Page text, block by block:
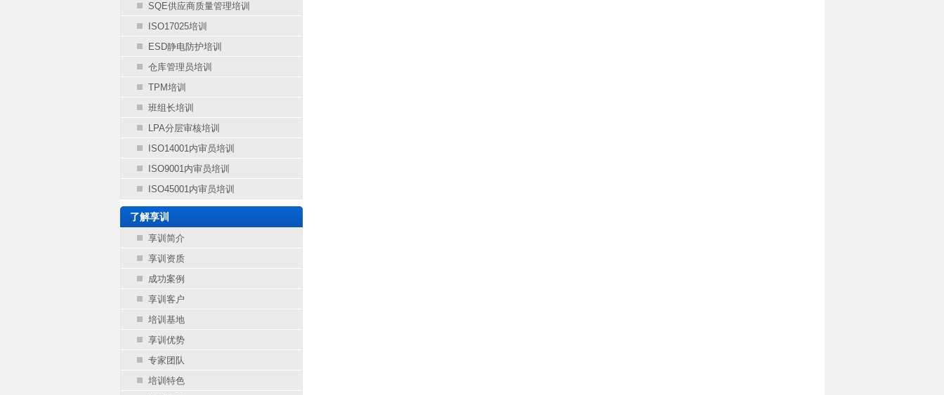
SQE供应商质量管理培训
ISO17025培训
ESD静电防护培训
仓库管理员培训
TPM培训
班组长培训
LPA分层审核培训
ISO14001内审员培训
ISO9001内审员培训
ISO45001内审员培训
了解享训
享训简介
享训资质
成功案例
享训客户
培训基地
享训优势
专家团队
培训特色